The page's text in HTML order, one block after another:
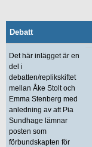
Debatt
Det här inlägget är en
del i
debatten/replikskiftet
mellan Åke Stolt och
Emma Stenberg med
anledning av att Pia
Sundhage lämnar
posten som
förbundskapten för